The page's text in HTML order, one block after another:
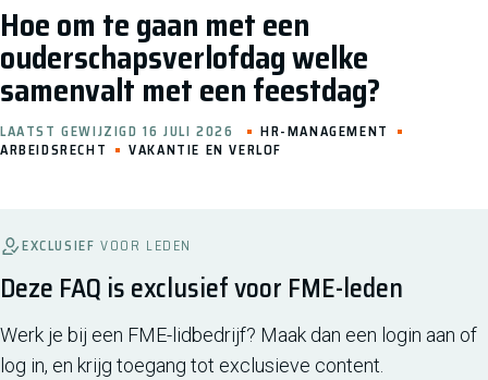
Hoe om te gaan met een
ouderschapsverlofdag welke
samenvalt met een feestdag?
LAATST GEWIJZIGD 16 JULI 2026
HR-MANAGEMENT
ARBEIDSRECHT
VAKANTIE EN VERLOF
EXCLUSIEF VOOR LEDEN
Deze FAQ is exclusief voor FME-leden
Werk je bij een FME-lidbedrijf? Maak dan een login aan of
log in, en krijg toegang tot exclusieve content.